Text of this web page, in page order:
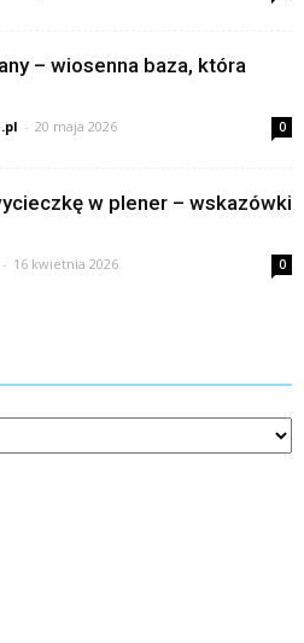
– wiosenna baza, która
- 20 maja 2026 0
w plener – wskazówki
- 16 kwietnia 2026 0